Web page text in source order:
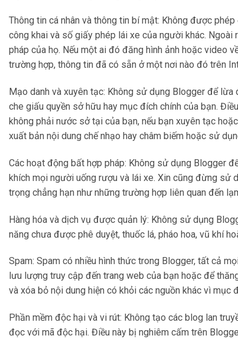
Thông tin cá nhân và thông tin bí mật: Không được
công khai và số giấy phép lái xe của người khác.
pháp của họ. Nếu một ai đó đăng hình ảnh hoặc video
trường hợp, thông tin đã có sẵn ở một nơi nào đó trên
Mạo danh và xuyên tạc: Không sử dụng Blogger để
che giấu quyền sở hữu hay mục đích chính của bạn.
không phải nước sở tại của bạn, nếu bạn xuyên tạc
xuất bản nội dung chế nhạo hay châm biếm hoặc sử
Các hoạt động bất hợp pháp: Không sử dụng Blogger
khích mọi người uống rượu và lái xe. Xin cũng đừng sử
trọng chẳng hạn như những trường hợp liên quan đến
Hàng hóa và dịch vụ được quản lý: Không sử dụng
năng chưa được phê duyệt, thuốc lá, pháo hoa, vũ khí
Spam: Spam có nhiều hình thức trong Blogger, tất cả
lưu lượng truy cập đến trang web của bạn hoặc để
và xóa bỏ nội dung hiện có khỏi các nguồn khác vì mục
Phần mềm độc hại và vi rút: Không tạo các blog lan
đọc với mã độc hại. Điều này bị nghiêm cấm trên